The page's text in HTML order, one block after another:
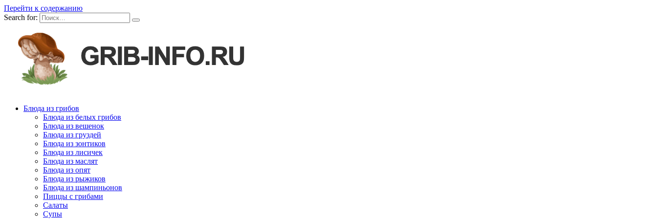
Перейти к содержанию
Search for:
Блюда из грибов
Блюда из белых грибов
Блюда из вешенок
Блюда из груздей
Блюда из зонтиков
Блюда из лисичек
Блюда из маслят
Блюда из опят
Блюда из рыжиков
Блюда из шампиньонов
Пиццы с грибами
Салаты
Супы